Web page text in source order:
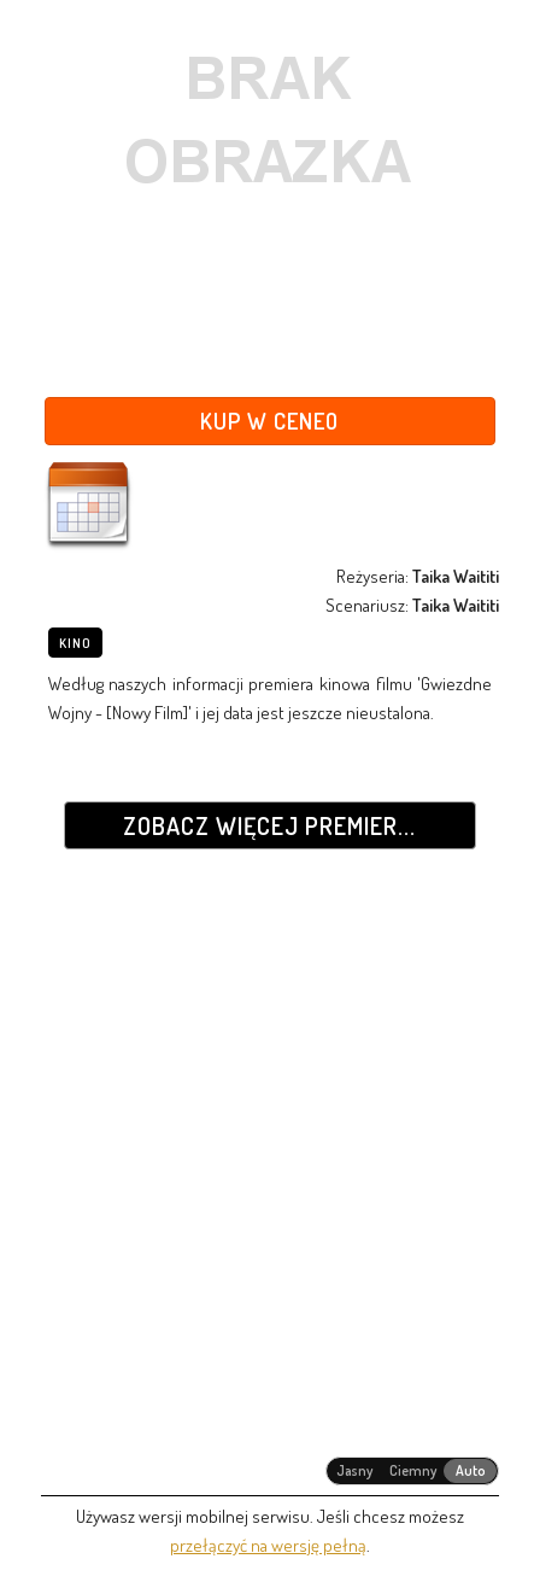
KUP W CENEO
Reżyseria:Taika Waititi
Scenariusz:Taika Waititi
KINO
Według naszych informacji premiera kinowa filmu 'Gwiezdne
Wojny - [Nowy Film]' i jej data jest jeszcze nieustalona.
ZOBACZ WIĘCEJ PREMIER...
Jasny Ciemny Auto
Używasz wersji mobilnej serwisu. Jeśli chcesz możesz
przełączyć na wersję pełną